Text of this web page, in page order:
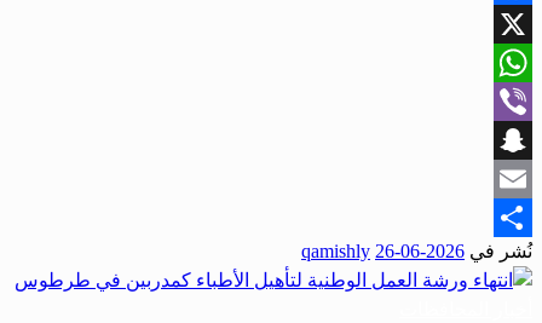
Facebook
X
WhatsApp
Viber
Snapchat
Email
Share
نُشر في 2026-06-26
qamishly